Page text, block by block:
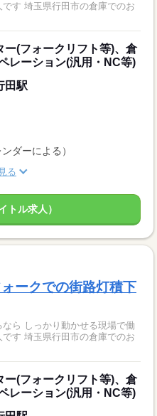
す 埼玉県行田市の倉庫でのお
ー(フォークリフト等)、倉
レーション(汎用・NC等)
田駅
ダーによる）
る
トル求人）
ークでの街路灯積下
ら しっかり動かせる現場で働
す 埼玉県行田市の倉庫でのお
ー(フォークリフト等)、倉
レーション(汎用・NC等)